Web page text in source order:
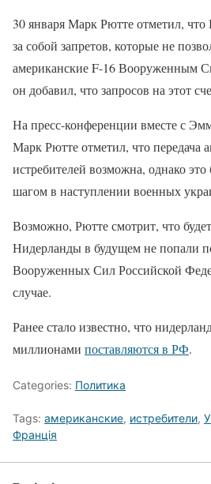
30 января Марк Рютте отметил,
за собой запретов, которые не
американские F-16 Вооруженным
он добавил, что запросов на этот
На пресс-конференции вместе с
Марк Рютте отметил, что передача
истребителей возможна, однако
шагом в наступлении военных
Возможно, Рютте смотрит, что
Нидерланды в будущем не попали
Вооруженных Сил Российской
случае.
Ранее стало известно, что
миллионами поставляются в РФ.
Categories: Политика
Tags: американские, истребители,
Франція